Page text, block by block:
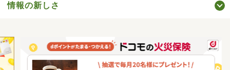
情報の新しさ